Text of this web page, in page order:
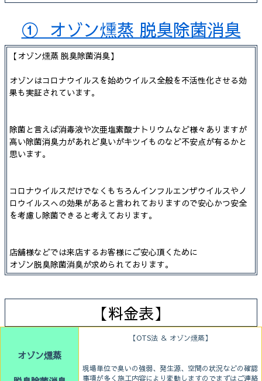
① オゾン燻蒸 脱臭除菌消臭
【オゾン燻蒸 脱臭除菌消臭】
オゾンはコロナウイルスを始めウイルス全般を不活性化させる効
果も実証されています。
除菌と言えば消毒液や次亜塩素酸ナトリウムなど様々ありますが
高い除菌消臭力があれど臭いがキツイものなど不安点が有るかと
思います。
コロナウイルスだけでなくもちろんインフルエンザウイルスやノ
ロウイルスへの効果があると言われておりますので安心かつ安全
を考慮し除菌できると考えております。
店舗様などでは来店するお客様にご安心頂くために
オゾン脱臭除菌消臭が求められております。
【料金表】
オゾン燻蒸
【OTS法 ＆ オゾン燻蒸】
現場単位で臭いの強弱、発生源、空間の状況などの確認
事項が多く施工内容により変動しますのでまずはご連絡